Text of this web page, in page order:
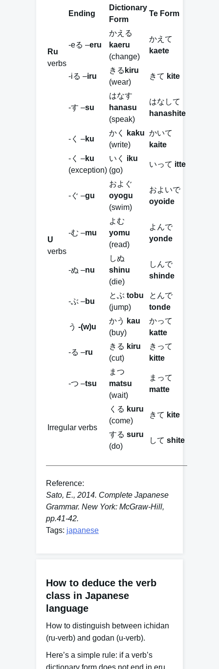
Ending
Dictionary
Form
Te Form
Ru
verbs
-eる –eru
かえる
kaeru
(change)
かえて
kaete
-iる –iru
きる kiru
(wear)
きて kite
U
verbs
-す –su
はなす
hanasu
(speak)
はなして
hanashite
-く –ku
かく
kaku
(write)
かいて
kaite
-く –ku
(exception)
いく iku
(go)
いって itte
-ぐ –gu
およぐ
oyogu
(swim)
およいで
oyoide
-む –mu
よむ
yomu
(read)
よんで
yonde
-ぬ –nu
しぬ
shinu
(die)
しんで
shinde
-ぶ –bu
とぶ tobu
(jump)
とんで
tonde
う -(w)u
かう
kau
(buy)
かって
katte
-る –ru
きる kiru
(cut)
きって
kitte
-つ –tsu
まつ
matsu
(wait)
まって
matte
Irregular verbs
くる kuru
(come)
きて kite
する suru
(do)
して shite
Reference:
Sato, E., 2014. Complete Japanese
Grammar. New York: McGraw-Hill,
pp.41-42.
Tags: japanese
How to deduce the verb
class in Japanese
language
How to distinguish between ichidan
(ru-verb) and godan (u-verb).
Here’s a simple rule: if a verb’s
dictionary form does not end in eru